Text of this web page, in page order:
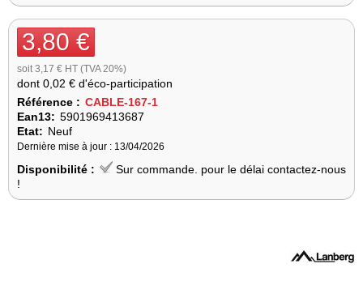
3,80 €
soit 3,17 € HT (TVA 20%)
dont 0,02 € d'éco-participation
Référence : CABLE-167-1
Ean13: 5901969413687
Etat: Neuf
Dernière mise à jour : 13/04/2026
Disponibilité :
Sur commande. pour le délai contactez-nous
!